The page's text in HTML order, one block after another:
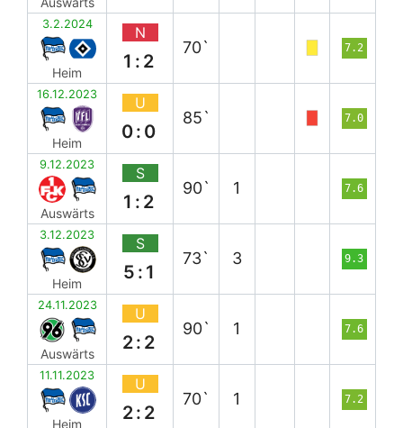
3.2.2024
Heim
N
1:2
70` 7.2
16.12.2023
Heim
U
0:0
85` 7.0
9.12.2023
Auswärts
S
1:2
90` 1 7.6
3.12.2023
Heim
S
5:1
73` 3 9.3
24.11.2023
Auswärts
U
2:2
90` 1 7.6
11.11.2023
Heim
U
2:2
70` 1 7.2